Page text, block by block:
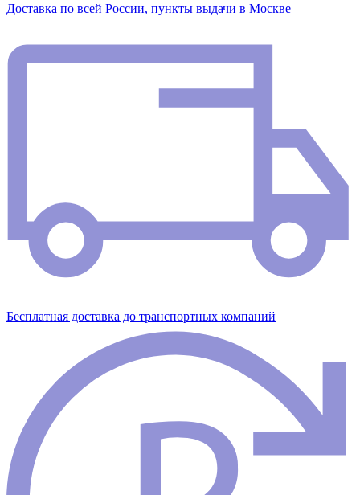
Доставка по всей России, пункты выдачи в Москве
Бесплатная доставка до транспортных компаний